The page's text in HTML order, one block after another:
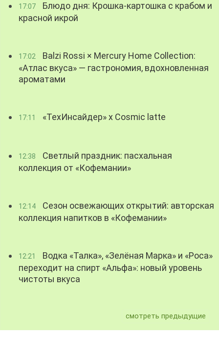
17:07
Блюдо дня: Крошка-картошка с крабом и
красной икрой
17:02
Balzi Rossi × Mercury Home Collection:
«Атлас вкуса» — гастрономия, вдохновленная
ароматами
17:11 «ТехИнсайдер» х Cosmic latte
12:38
Светлый праздник: пасхальная
коллекция от «Кофемании»
12:14
Сезон освежающих открытий: авторская
коллекция напитков в «Кофемании»
12:21
Водка «Талка», «Зелёная Марка» и «Роса»
переходит на спирт «Альфа»: новый уровень
чистоты вкуса
смотреть предыдущие